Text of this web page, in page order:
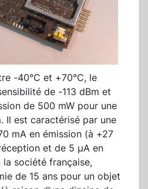
-40°C et +70°C, le
de -113 dBm et
de 500 mW pour une
Il est caractérisé par une
mA en émission (à +27
et de 5 µA en
société française,
de 15 ans pour un objet